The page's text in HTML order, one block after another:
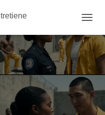
A
M
I
A
R
M
O